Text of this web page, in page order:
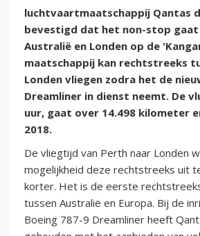
luchtvaartmaatschappij Qantas
bevestigd dat het non-stop gaat
Australië en Londen op de
maatschappij kan rechtstreeks
Londen vliegen zodra het de
Dreamliner in dienst neemt. De
uur, gaat over 14.498 kilometer
2018.
De vliegtijd van Perth naar Londen
mogelijkheid deze rechtstreeks uit
korter. Het is de eerste
tussen Australië en Europa. Bij de
Boeing 787-9 Dreamliner heeft